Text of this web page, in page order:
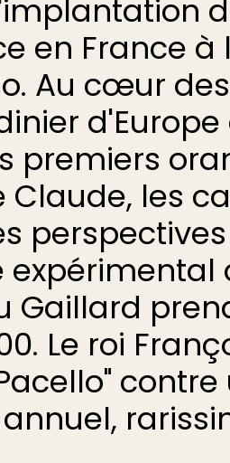
en France
Au cœur
premiers
Claude, les
Gaillard
Le roi